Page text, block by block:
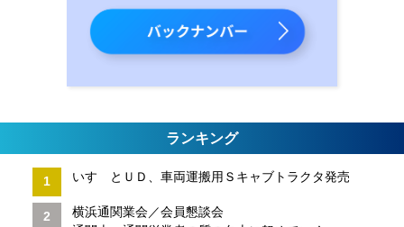
ランキング
いすゞとＵＤ、車両運搬用Ｓキャブトラクタ発売
横浜通関業会／会員懇談会